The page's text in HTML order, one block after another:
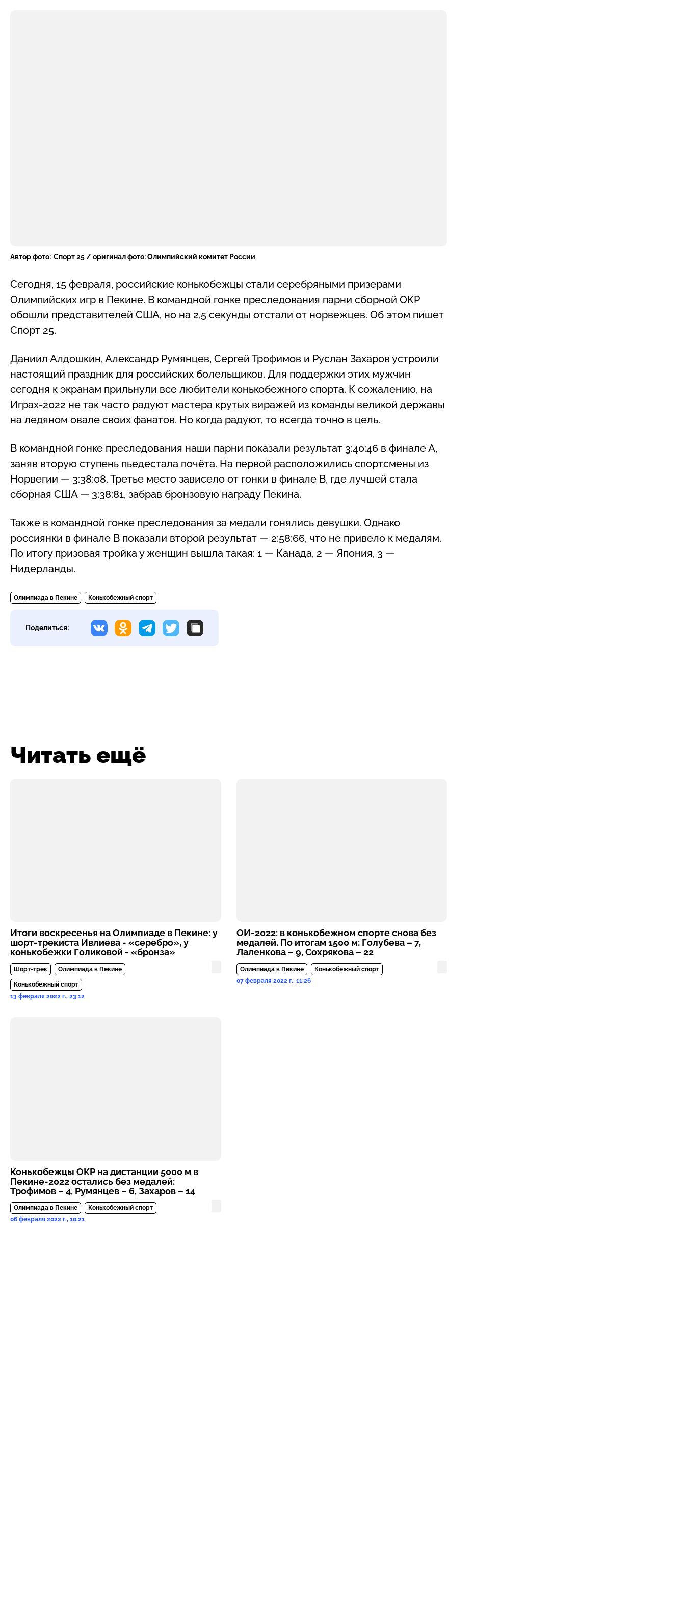
Автор фото: Спорт 25 / оригинал фото: Олимпийский комитет России
Сегодня, 15 февраля, российские конькобежцы стали серебряными призерами
Олимпийских игр в Пекине. В командной гонке преследования парни сборной ОКР
обошли представителей США, но на 2,5 секунды отстали от норвежцев. Об этом пишет
Спорт 25.
Даниил Алдошкин, Александр Румянцев, Сергей Трофимов и Руслан Захаров устроили
настоящий праздник для российских болельщиков. Для поддержки этих мужчин
сегодня к экранам прильнули все любители конькобежного спорта. К сожалению, на
Играх-2022 не так часто радуют мастера крутых виражей из команды великой державы
на ледяном овале своих фанатов. Но когда радуют, то всегда точно в цель.
В командной гонке преследования наши парни показали результат 3:40:46 в финале А,
заняв вторую ступень пьедестала почёта. На первой расположились спортсмены из
Норвегии — 3:38:08. Третье место зависело от гонки в финале В, где лучшей стала
сборная США — 3:38:81, забрав бронзовую награду Пекина.
Также в командной гонке преследования за медали гонялись девушки. Однако
россиянки в финале В показали второй результат — 2:58:66, что не привело к медалям.
По итогу призовая тройка у женщин вышла такая: 1 — Канада, 2 — Япония, 3 —
Нидерланды.
Олимпиада в Пекине Конькобежный спорт
Поделиться:
Читать ещё
Итоги воскресенья на Олимпиаде в Пекине: у
шорт-трекиста Ивлиева - «серебро», у
конькобежки Голиковой - «бронза»
Шорт-трек Олимпиада в Пекине
Конькобежный спорт
13 февраля 2022 г., 23:12
ОИ-2022: в конькобежном спорте снова без
медалей. По итогам 1500 м: Голубева – 7,
Лаленкова – 9, Сохрякова – 22
Олимпиада в Пекине
Конькобежный спорт
07 февраля 2022 г., 11:26
Конькобежцы ОКР на дистанции 5000 м в
Пекине-2022 остались без медалей:
Трофимов – 4, Румянцев – 6, Захаров – 14
Олимпиада в Пекине
Конькобежный спорт
06 февраля 2022 г., 10:21